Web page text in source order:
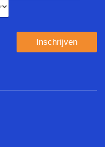
Inschrijven